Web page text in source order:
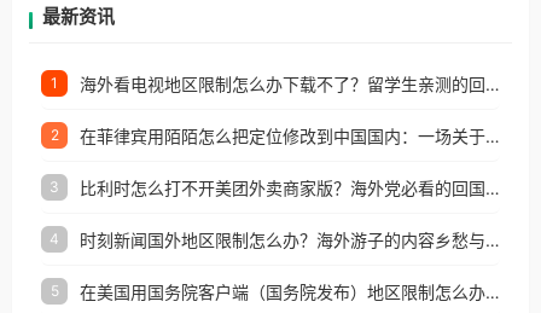
最新资讯
1 海外看电视地区限制怎么办下载不了？留学生亲测的回国加速方案（附2026世界杯观赛技巧）
2 在菲律宾用陌陌怎么把定位修改到中国国内：一场关于归属感与连接的探索
3 比利时怎么打不开美团外卖商家版？海外党必看的回国加速全攻略
4 时刻新闻国外地区限制怎么办？海外游子的内容乡愁与破局之路
5 在美国用国务院客户端（国务院发布）地区限制怎么办？3步解决海外看国内内容难题